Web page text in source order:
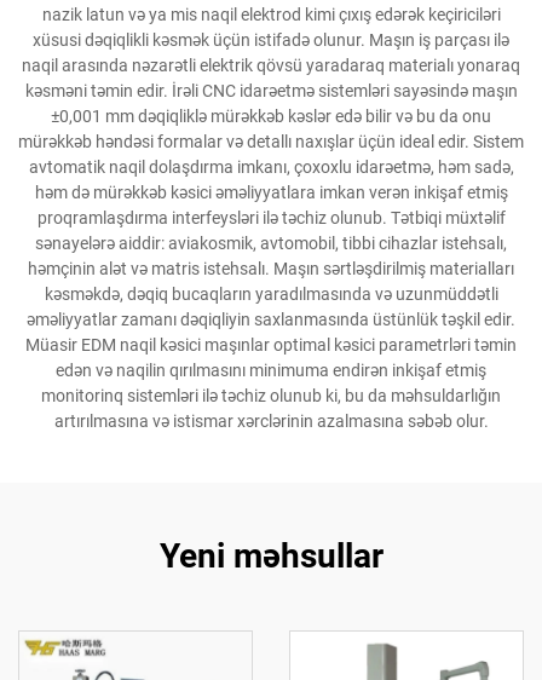
nazik latun və ya mis naqil elektrod kimi çıxış edərək keçiriciləri
xüsusi dəqiqlikli kəsmək üçün istifadə olunur. Maşın iş parçası ilə
naqil arasında nəzarətli elektrik qövsü yaradaraq materialı yonaraq
kəsməni təmin edir. İrəli CNC idarəetmə sistemləri sayəsində maşın
±0,001 mm dəqiqliklə mürəkkəb kəslər edə bilir və bu da onu
mürəkkəb həndəsi formalar və detallı naxışlar üçün ideal edir. Sistem
avtomatik naqil dolaşdırma imkanı, çoxoxlu idarəetmə, həm sadə,
həm də mürəkkəb kəsici əməliyyatlara imkan verən inkişaf etmiş
proqramlaşdırma interfeysləri ilə təchiz olunub. Tətbiqi müxtəlif
sənayelərə aiddir: aviakosmik, avtomobil, tibbi cihazlar istehsalı,
həmçinin alət və matris istehsalı. Maşın sərtləşdirilmiş materialları
kəsməkdə, dəqiq bucaqların yaradılmasında və uzunmüddətli
əməliyyatlar zamanı dəqiqliyin saxlanmasında üstünlük təşkil edir.
Müasir EDM naqil kəsici maşınlar optimal kəsici parametrləri təmin
edən və naqilin qırılmasını minimuma endirən inkişaf etmiş
monitorinq sistemləri ilə təchiz olunub ki, bu da məhsuldarlığın
artırılmasına və istismar xərclərinin azalmasına səbəb olur.
Yeni məhsullar